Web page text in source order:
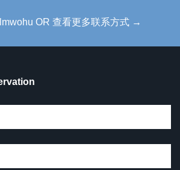
OR 查看更多联系方式 →